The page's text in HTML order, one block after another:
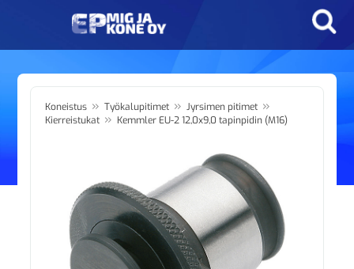
Koneistus » Työkalupitimet » Jyrsimen pitimet »
Kierreistukat » Kemmler EU-2 12,0x9,0 tapinpidin (M16)